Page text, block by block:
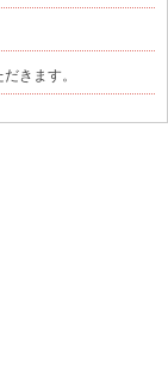
きます。